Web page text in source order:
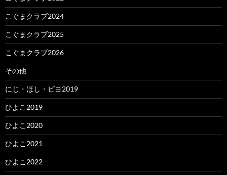
こぐまクラブ2024
こぐまクラブ2025
こぐまクラブ2026
その他
にじ・ほし・ピヨ2019
ひよこ2019
ひよこ2020
ひよこ2021
ひよこ2022